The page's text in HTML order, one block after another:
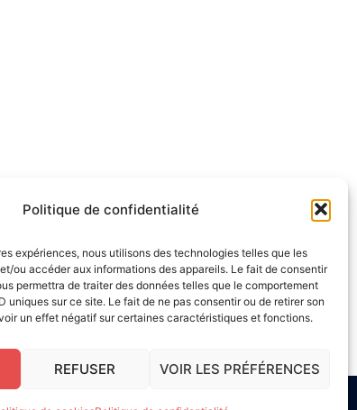
Politique de confidentialité
expériences, nous utilisons des technologies telles que les
ou accéder aux informations des appareils. Le fait de consentir
permettra de traiter des données telles que le comportement
uniques sur ce site. Le fait de ne pas consentir ou de retirer son
un effet négatif sur certaines caractéristiques et fonctions.
REFUSER VOIR LES PRÉFÉRENCES
réalisé par Serge Gouvernel